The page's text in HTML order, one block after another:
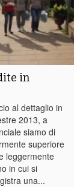
in
al dettaglio in
2013, a
siamo di
superiore
leggermente
in cui si
una...